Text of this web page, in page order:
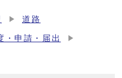
道路
・申請・届出